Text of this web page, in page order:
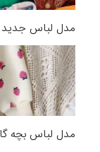
مدل لباس جدید بچه
مدل لباس بچه